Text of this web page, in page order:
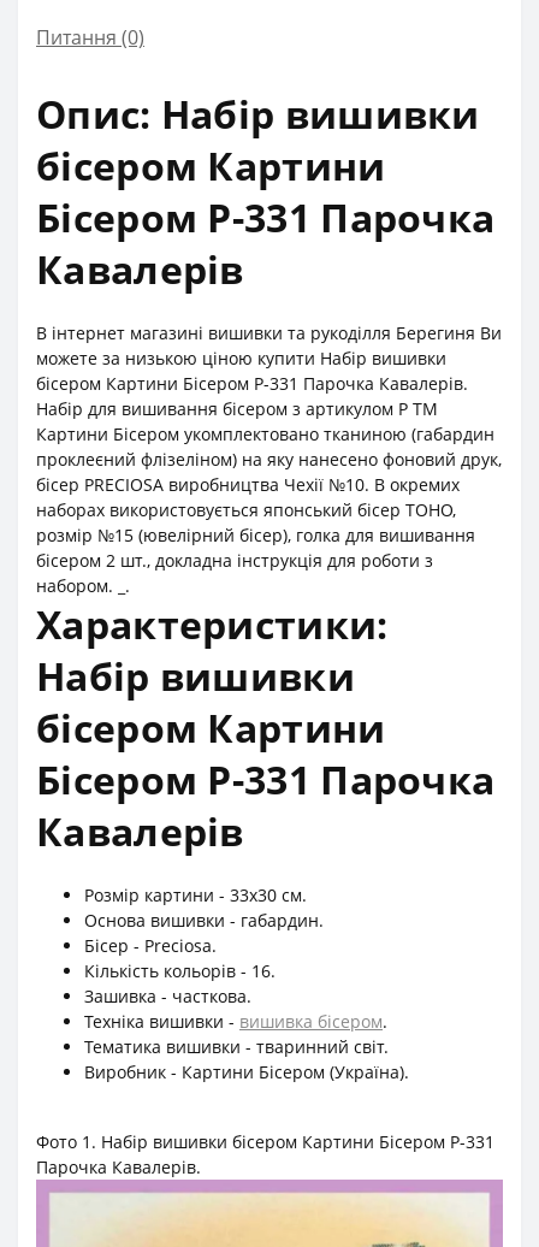
Питання (0)
Опис: Набір вишивки
бісером Картини
Бісером Р-331 Парочка
Кавалерів
В інтернет магазині вишивки та рукоділля Берегиня Ви
можете за низькою ціною купити Набір вишивки
бісером Картини Бісером Р-331 Парочка Кавалерів.
Набір для вишивання бісером з артикулом Р ТМ
Картини Бісером укомплектовано тканиною (габардин
проклеєний флізеліном) на яку нанесено фоновий друк,
бісер PRECIOSA виробництва Чехії №10. В окремих
наборах використовується японський бісер TOHO,
розмір №15 (ювелірний бісер), голка для вишивання
бісером 2 шт., докладна інструкція для роботи з
набором. _.
Характеристики:
Набір вишивки
бісером Картини
Бісером Р-331 Парочка
Кавалерів
Розмір картини - 33х30 см.
Основа вишивки - габардин.
Бісер - Preciosa.
Кількість кольорів - 16.
Зашивка - часткова.
Техніка вишивки - вишивка бісером.
Тематика вишивки - тваринний світ.
Виробник - Картини Бісером (Україна).
Фото 1. Набір вишивки бісером Картини Бісером Р-331
Парочка Кавалерів.